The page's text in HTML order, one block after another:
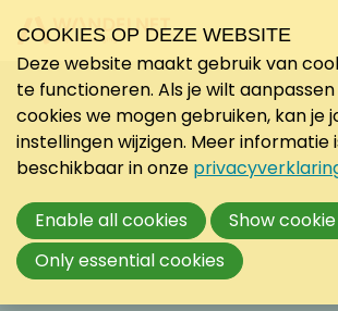
COOKIES OP DEZE WEBSITE
Deze website maakt gebruik van
te functioneren. Als je wilt
cookies we mogen gebruiken, kan je
instellingen wijzigen. Meer informatie
beschikbaar in onze
Enable all cookies
Show
Only essential cookies